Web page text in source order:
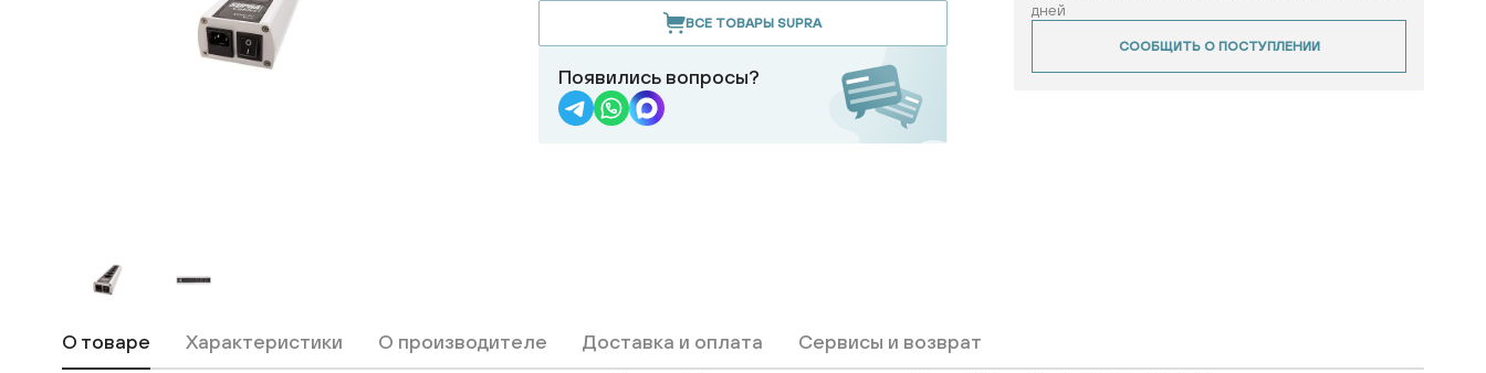
ВСЕ ТОВАРЫ SUPRA
Появились вопросы?
дней
СООБЩИТЬ О ПОСТУПЛЕНИИ
О товаре Характеристики О производителе Доставка и оплата Сервисы и возврат